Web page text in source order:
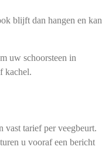
blijft dan hangen en kan
uw schoorsteen in
kachel.
vast tarief per veegbeurt.
u vooraf een bericht